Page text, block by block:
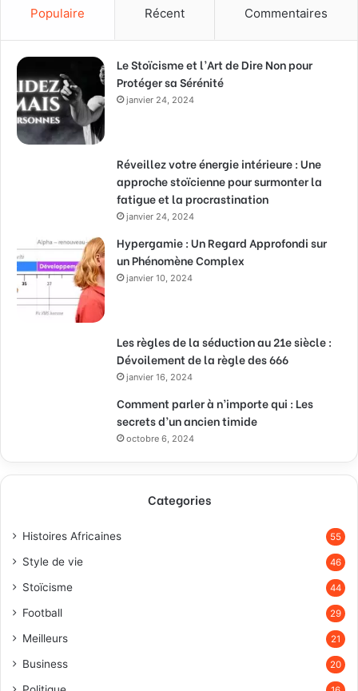
Populaire Récent Commentaires
Le Stoïcisme et l’Art de Dire Non pour
Protéger sa Sérénité
janvier 24, 2024
Réveillez votre énergie intérieure : Une
approche stoïcienne pour surmonter la
fatigue et la procrastination
janvier 24, 2024
Hypergamie : Un Regard Approfondi sur
un Phénomène Complex
janvier 10, 2024
Les règles de la séduction au 21e siècle :
Dévoilement de la règle des 666
janvier 16, 2024
Comment parler à n’importe qui : Les
secrets d’un ancien timide
octobre 6, 2024
Categories
Histoires Africaines 55
Style de vie 46
Stoïcisme 44
Football 29
Meilleurs 21
Business 20